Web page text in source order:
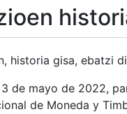
historia gisa, ebatzi
de mayo de 2022,
de Moneda y